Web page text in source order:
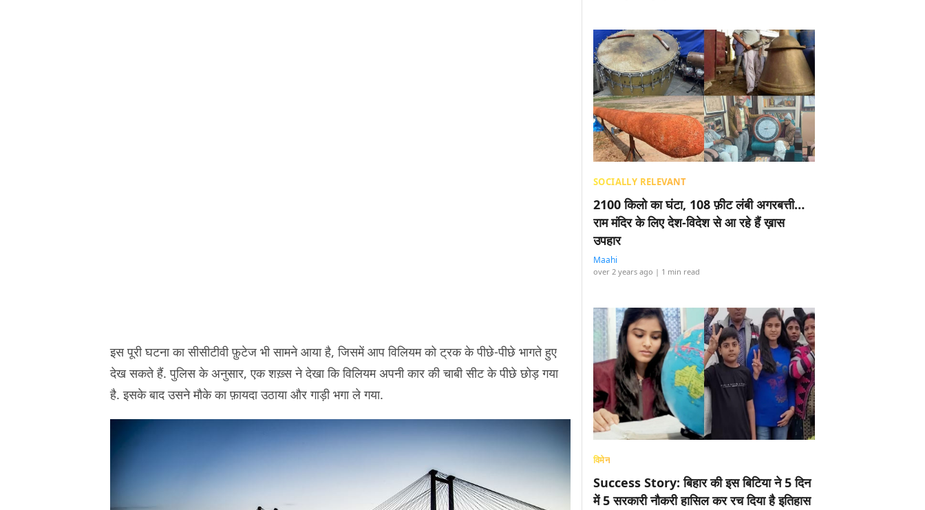
इस पूरी घटना का सीसीटीवी फ़ुटेज भी सामने आया है, जिसमें आप विलियम को ट्रक के पीछे-पीछे भागते हुए
देख सकते हैं. पुलिस के अनुसार, एक शख़्स ने देखा कि विलियम अपनी कार की चाबी सीट के पीछे छोड़ गया
है. इसके बाद उसने मौके का फ़ायदा उठाया और गाड़ी भगा ले गया.
SOCIALLY RELEVANT
2100 किलो का घंटा, 108 फ़ीट लंबी अगरबत्ती…
राम मंदिर के लिए देश-विदेश से आ रहे हैं ख़ास
उपहार
Maahi
over 2 years ago | 1 min read
विमेन
Success Story: बिहार की इस बिटिया ने 5 दिन
में 5 सरकारी नौकरी हासिल कर रच दिया है इतिहास